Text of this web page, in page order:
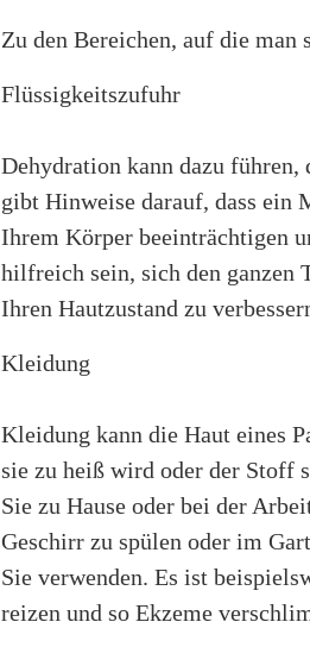
Zu den Bereichen, auf die man
Flüssigkeitszufuhr
Dehydration kann dazu
gibt Hinweise darauf, dass ein
Ihrem Körper beeinträchtigen
hilfreich sein, sich den ganzen
Ihren Hautzustand zu
Kleidung
Kleidung kann die Haut eines
sie zu heiß wird oder der Stoff
Sie zu Hause oder bei der
Geschirr zu spülen oder im
Sie verwenden. Es ist
reizen und so Ekzeme